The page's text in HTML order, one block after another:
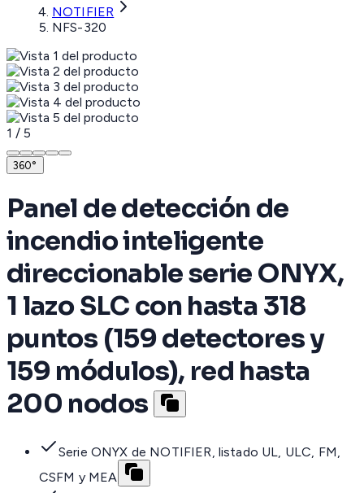
NOTIFIER
NFS-320
1 / 5
360°
Panel de detección de
incendio inteligente
direccionable serie ONYX,
1 lazo SLC con hasta 318
puntos (159 detectores y
159 módulos), red hasta
200 nodos
Serie ONYX de NOTIFIER, listado UL, ULC, FM,
CSFM y MEA